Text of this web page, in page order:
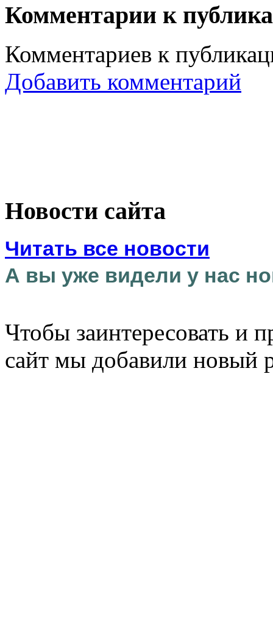
Комментарии к
Комментариев к
Добавить комментарий
Новости сайта
Читать все новости
А вы уже видели у нас
Чтобы заинтересовать и
сайт мы добавили новый